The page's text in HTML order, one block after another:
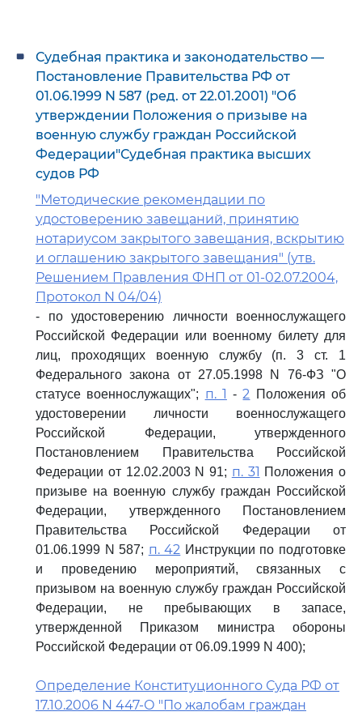
Судебная практика и законодательство —
Постановление Правительства РФ от
01.06.1999 N 587 (ред. от 22.01.2001) "Об
утверждении Положения о призыве на
военную службу граждан Российской
Федерации"Судебная практика высших
судов РФ
"Методические рекомендации по
удостоверению завещаний, принятию
нотариусом закрытого завещания, вскрытию
и оглашению закрытого завещания" (утв.
Решением Правления ФНП от 01-02.07.2004,
Протокол N 04/04)
- по удостоверению личности военнослужащего
Российской Федерации или военному билету для
лиц, проходящих военную службу (п. 3 ст. 1
Федерального закона от 27.05.1998 N 76-ФЗ "О
статусе военнослужащих"; п. 1 -2 Положения об
удостоверении личности военнослужащего
Российской Федерации, утвержденного
Постановлением Правительства Российской
Федерации от 12.02.2003 N 91; п. 31 Положения о
призыве на военную службу граждан Российской
Федерации, утвержденного Постановлением
Правительства Российской Федерации от
01.06.1999 N 587; п. 42 Инструкции по подготовке
и проведению мероприятий, связанных с
призывом на военную службу граждан Российской
Федерации, не пребывающих в запасе,
утвержденной Приказом министра обороны
Российской Федерации от 06.09.1999 N 400);
Определение Конституционного Суда РФ от
17.10.2006 N 447-О "По жалобам граждан